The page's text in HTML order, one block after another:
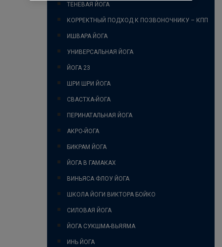
ТЕНЕВАЯ ЙОГА
КОРРЕКТНЫЙ ПОДХОД К ПОЗВОНОЧНИКУ – КПП
ИШВАРА ЙОГА
УНИВЕРСАЛЬНАЯ ЙОГА
ЙОГА 23
ШРИ ШРИ ЙОГА
СВАСТХА-ЙОГА
ПЕРИНАТАЛЬНАЯ ЙОГА
АКРО-ЙОГА
БИКРАМ ЙОГА
ЙОГА В ГАМАКАХ
ВИНЬЯСА ФЛОУ ЙОГА
ШКОЛА ЙОГИ ВИКТОРА БОЙКО
СИЛОВАЯ ЙОГА
ЙОГА СУКШМА-ВЬЯЯМА
ИНЬ ЙОГА